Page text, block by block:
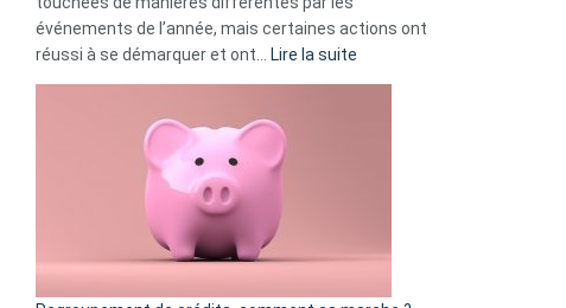
événements de l’année, mais certaines actions ont
réussi à se démarquer et ont…
Lire la suite
en